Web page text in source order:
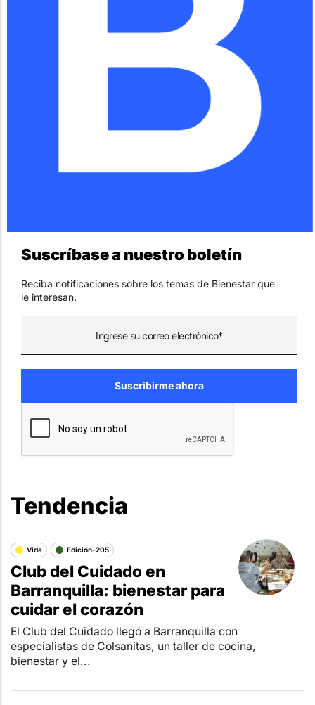
Suscríbase a nuestro boletín
Reciba notificaciones sobre los temas de Bienestar que
le interesan.
Tendencia
Vida Edición-205
Club del Cuidado en
Barranquilla: bienestar para
cuidar el corazón
El Club del Cuidado llegó a Barranquilla con
especialistas de Colsanitas, un taller de cocina,
bienestar y el...